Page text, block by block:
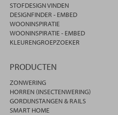
STOFDESIGN VINDEN
DESIGNFINDER - EMBED
WOONINSPIRATIE
WOONINSPIRATIE - EMBED
KLEURENGROEPZOEKER
PRODUCTEN
ZONWERING
HORREN (INSECTENWERING)
GORDIJNSTANGEN & RAILS
SMART HOME